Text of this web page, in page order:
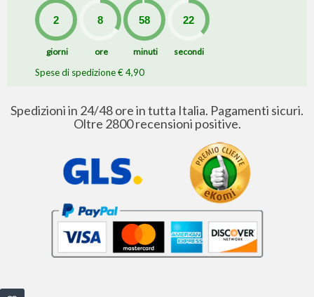
giorni ore minuti secondi
Spese di spedizione € 4,90
Spedizioni in 24/48 ore in tutta Italia. Pagamenti sicuri.
Oltre 2800 recensioni positive.